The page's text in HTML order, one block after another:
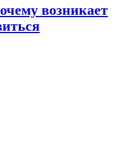
возникает